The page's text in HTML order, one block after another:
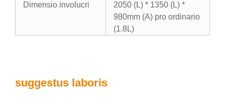
Dimensio involucri
2050 (L) * 1350 (L) *
980mm (A) pro ordinario
(1.8L)
suggestus laboris